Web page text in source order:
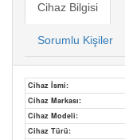
Cihaz Bilgisi
Sorumlu Kişiler
Cihaz İsmi:
Cihaz Markası:
Cihaz Modeli:
Cihaz Türü: